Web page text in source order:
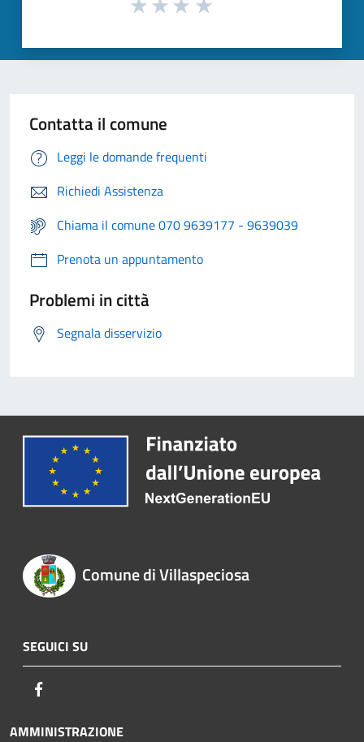
Contatta il comune
Leggi le domande frequenti
Richiedi Assistenza
Chiama il comune 070 9639177 - 9639039
Prenota un appuntamento
Problemi in città
Segnala disservizio
Comune di Villaspeciosa
SEGUICI SU
AMMINISTRAZIONE